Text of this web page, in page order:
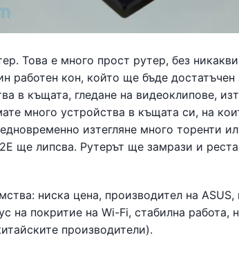
Това е много прост рутер, без
работен кон, който ще бъде
в къщата, гледане на видеоклипове,
много устройства в къщата си, на
изтегляне много торенти
ще липсва. Рутерът ще замрази и
ниска цена, производител на ASUS,
на покритие на Wi-Fi, стабилна работа,
производители).